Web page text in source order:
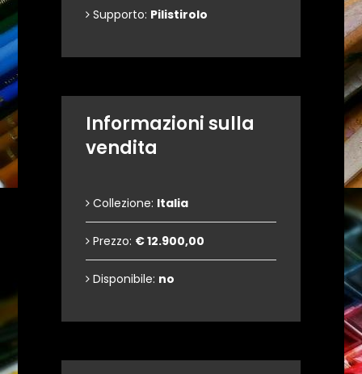
Supporto: Pilistirolo
Informazioni sulla
vendita
Collezione: Italia
Prezzo: € 12.900,00
Disponibile: no